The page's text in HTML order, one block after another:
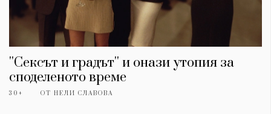
''Сексът и градът'' и онази утопия за
споделеното време
30+ ОТ НЕЛИ СЛАВОВА